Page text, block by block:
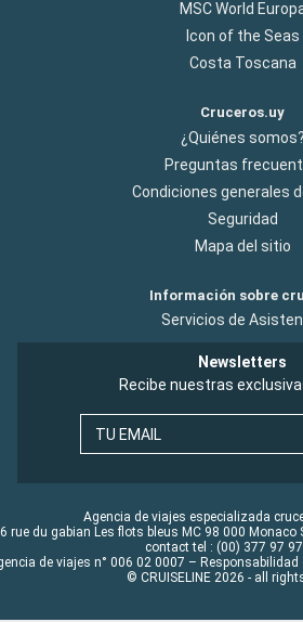
MSC World
Icon of the Seas
Costa Toscana
Cruceros.uy
¿Quiénes somos?
Preguntas
Condiciones generales
Seguridad
Mapa del sitio
Información sobre
Servicios de
Newsletters
Recibe nuestras
TU EMAIL
Agencia de viajes especializada
rue du gabian Les flots bleus MC 98 000 Monaco
contact tel : (00) 377 97
de viajes n° 006 02 0007 –
© CRUISELINE 2026 - all